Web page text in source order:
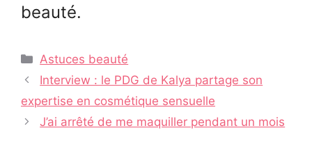
beauté.
Catégories
Astuces beauté
Navigation
des
articles
Interview : le PDG de Kalya partage son
expertise en cosmétique sensuelle
J’ai arrêté de me maquiller pendant un mois